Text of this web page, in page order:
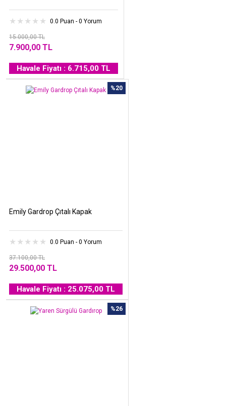
0.0 Puan - 0 Yorum
15.000,00 TL
7.900,00 TL
Havale Fiyatı : 6.715,00 TL
%20
Emily Gardrop Çıtalı Kapak
0.0 Puan - 0 Yorum
37.100,00 TL
29.500,00 TL
Havale Fiyatı : 25.075,00 TL
%26